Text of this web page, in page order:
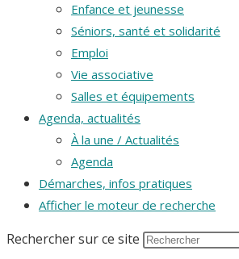
Enfance et jeunesse
Séniors, santé et solidarité
Emploi
Vie associative
Salles et équipements
Agenda, actualités
À la une / Actualités
Agenda
Démarches, infos pratiques
Afficher le moteur de recherche
Rechercher sur ce site